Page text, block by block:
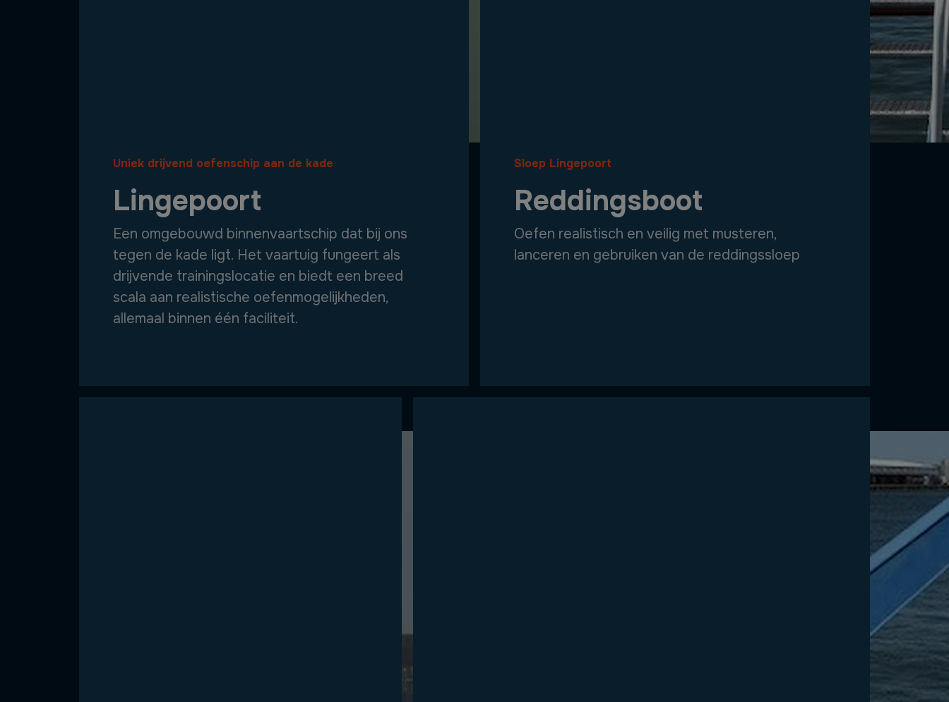
Uniek drijvend oefenschip aan de kade
Lingepoort
Een omgebouwd binnenvaartschip dat bij ons
tegen de kade ligt. Het vaartuig fungeert als
drijvende trainingslocatie en biedt een breed
scala aan realistische oefenmogelijkheden,
allemaal binnen één faciliteit.
Sloep Lingepoort
Reddingsboot
Oefen realistisch en veilig met musteren,
lanceren en gebruiken van de reddingssloep